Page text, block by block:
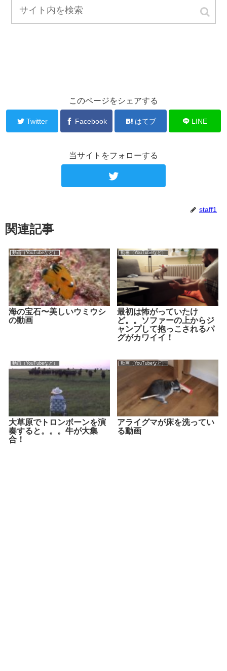
このページをシェアする
Twitter Facebook はてブ LINE
当サイトをフォローする
staff1
関連記事
動画（YouTubeなど）
海の宝石〜美しいウミウシ
の動画
動画（YouTubeなど）
最初は怖がっていたけ
ど。。ソファーの上からジ
ャンプして抱っこされるパ
グがカワイイ！
動画（YouTubeなど）
大草原でトロンボーンを演
奏すると。。。牛が大集
合！
動画（YouTubeなど）
アライグマが床を洗ってい
る動画